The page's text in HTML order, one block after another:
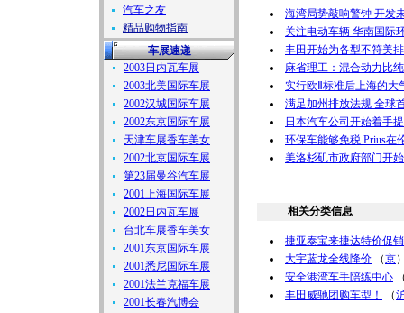
汽车之友
精品购物指南
车展速递
2003日内瓦车展
2003北美国际车展
2002汉城国际车展
2002东京国际车展
天津车展香车美女
2002北京国际车展
第23届曼谷汽车展
2001上海国际车展
2002日内瓦车展
台北车展香车美女
2001东京国际车展
2001悉尼国际车展
2001法兰克福车展
2001长春汽博会
海湾局势敲响警钟 开发
关注电动车辆 华南国际
丰田开始为各型不符美
麻省理工：混合动力比
实行欧Ⅱ标准后上海的大
满足加州排放法规 全球
日本汽车公司开始着手
环保车能够免税 Prius在
美洛杉矶市政府部门开
相关分类信息
捷亚泰宝来捷达特价促销
大宇蓝龙全线降价 （京
安全港湾车手陪练中心
丰田威驰团购车型！
（